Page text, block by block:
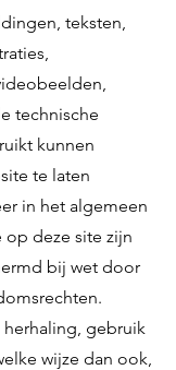
teksten,
technische
kunnen
te laten
in het algemeen
deze site zijn
bij wet door
gebruik
wijze dan ook,